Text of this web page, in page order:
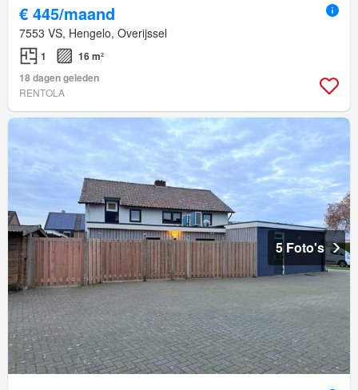
€ 445/maand
7553 VS, Hengelo, Overijssel
1
16 m²
18 dagen geleden
RENTOLA
5 Foto's